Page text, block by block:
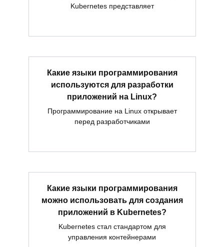
Kubernetes представляет
Какие языки программирования
используются для разработки
приложений на Linux?
Программирование на Linux открывает
перед разработчиками
Какие языки программирования
можно использовать для создания
приложений в Kubernetes?
Kubernetes стал стандартом для
управления контейнерами